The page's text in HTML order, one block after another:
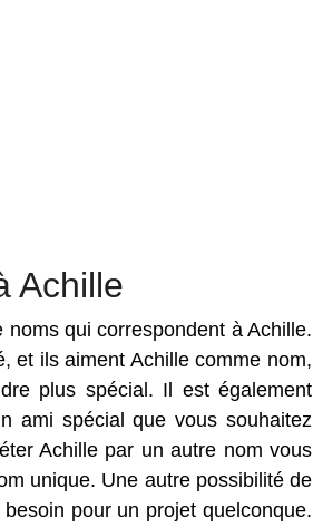
Achille
qui correspondent à Achille.
et ils aiment Achille comme nom,
plus spécial. Il est également
ami spécial que vous souhaitez
Achille par un autre nom vous
unique. Une autre possibilité de
pour un projet quelconque.